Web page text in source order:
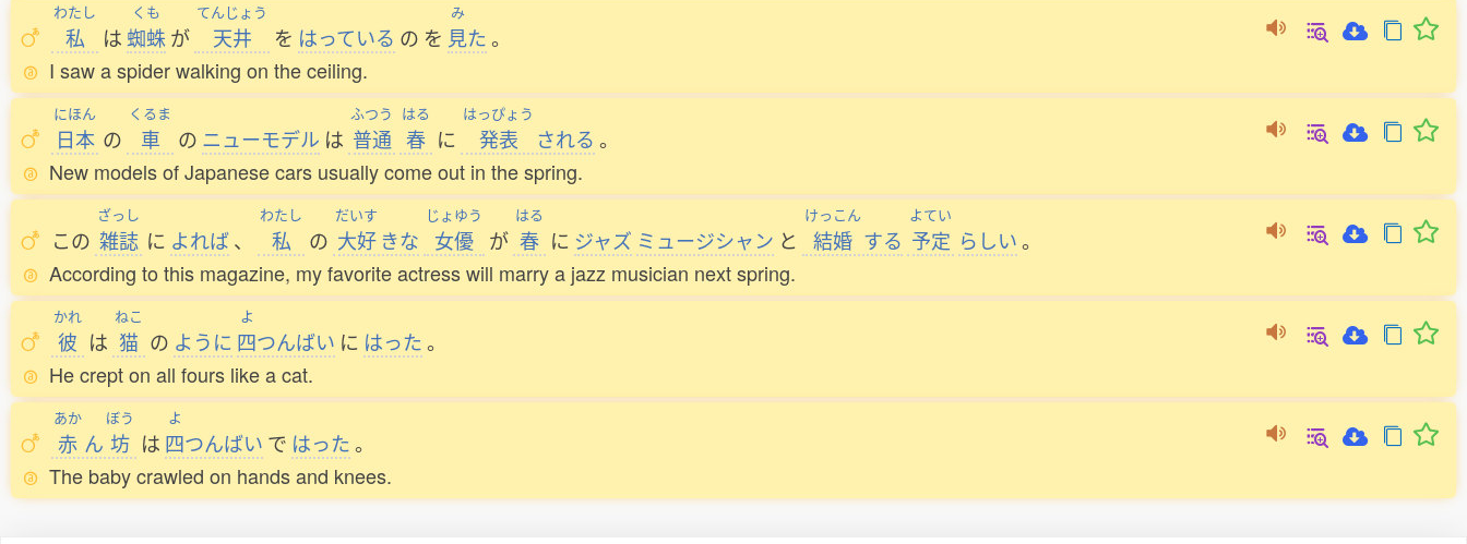
わたし
私 は
くも
蜘蛛が
てんじょう
天井 を はっている の を
み
見た。
I saw a spider walking on the ceiling.
にほん
日本 の
くるま
車 の ニューモデル は
ふつう
普通
はる
春 に
はっぴょう
発表 される 。
New models of Japanese cars usually come out in the spring.
この
ざっし
雑誌 に よれば、
わたし
私 の
だいす
大好 きな
じょゆう
女優 が
はる
春 に ジャズ ミュージシャン と
けっこん
結婚 する
よてい
予定 らしい。
According to this magazine, my favorite actress will marry a jazz musician next spring.
かれ
彼 は
ねこ
猫 の ように
よ
四つんばい に はった。
He crept on all fours like a cat.
あか
赤 ん
ぼう
坊 は
よ
四つんばい で はった。
The baby crawled on hands and knees.